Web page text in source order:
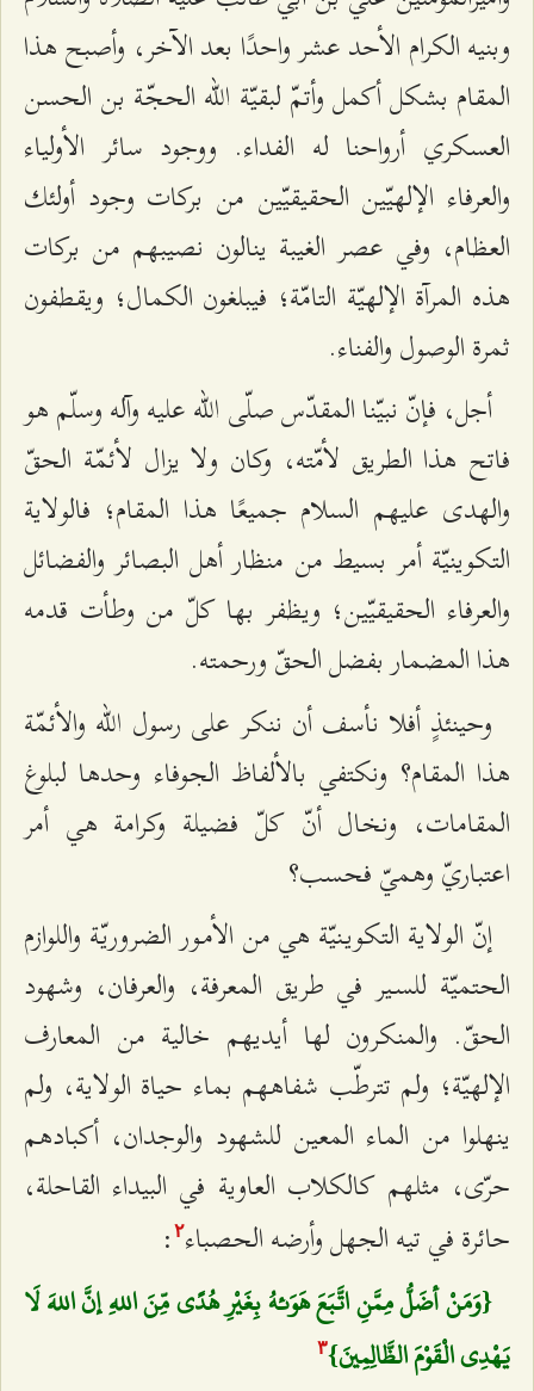
وبنيه الكرام الأحد عشر واحدًا بعد الآخر، وأصبح هذا
المقام بشكل أكمل وأتمّ لبقيّة الله الحجّة بن الحسن
العسكري أرواحنا له الفداء. ووجود سائر الأولياء
والعرفاء الإلهيّين الحقيقيّين من بركات وجود أولئك
العظام، وفي عصر الغيبة ينالون نصيبهم من بركات
هذه المرآة الإلهيّة التامّة؛ فيبلغون الكمال؛ ويقطفون
ثمرة الوصول والفناء.
أجل، فإنّ نبيّنا المقدّس صلّى الله عليه وآله وسلّم هو
فاتح هذا الطريق لأمّته، وكان ولا يزال لأئمّة الحقّ
والهدى عليهم السلام جميعًا هذا المقام؛ فالولاية
التكوينيّة أمر بسيط من منظار أهل البصائر والفضائل
والعرفاء الحقيقيّين؛ ويظفر بها كلّ من وطأت قدمه
هذا المضمار بفضل الحقّ ورحمته.
وحينئذٍ أفلا نأسف أن ننكر على رسول الله والأئمّة
هذا المقام؟ ونكتفي بالألفاظ الجوفاء وحدها لبلوغ
المقامات، ونخال أنّ كلّ فضيلة وكرامة هي أمر
اعتباريّ وهميّ فحسب؟
إنّ الولاية التكويـنيّة هي من الأمـور الضروريّة واللوازم
الحتميّة للسـير في طريق المعرفة، والعرفان، وشهود
الحقّ. والمنكرون لها أيديهم خالية من المعارف
الإلهيّة؛ ولم تترطّب شفاههم بماء حياة الولاية، ولم‌
ينهلوا من الماء المعين للشهود والوجدان، أكبادهم
حرّى، مثلهم كالكلاب العاوية في البيداء القاحلة،
حائرة في تيه الجهل وأرضه الحصباء٢ :
{وَمَنْ أضَلُّ مِمَّنِ اتَّبَعَ هَوَئهُ بِغَيْرِ هُدًى مِّنَ اللهِ إنَّ اللهَ لَا
يَهْدِي الْقَوْمَ الظَّالِمِينَ}٣